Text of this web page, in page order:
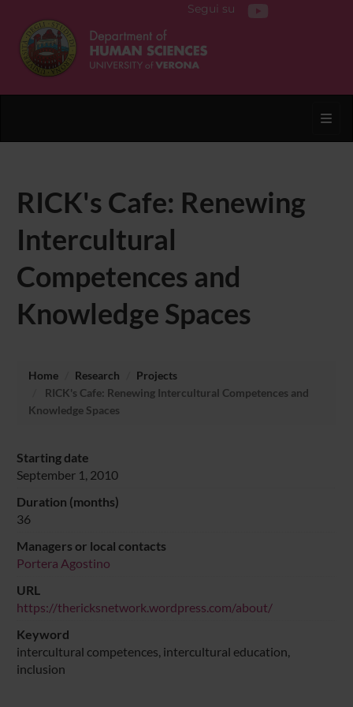
Segui su
RICK's Cafe: Renewing
Intercultural
Competences and
Knowledge Spaces
Home Research
Projects
RICK's Cafe: Renewing Intercultural Competences and
Knowledge Spaces
Starting date
September 1, 2010
Duration (months)
36
Managers or local contacts
Portera Agostino
URL
https://thericksnetwork.wordpress.com/about/
Keyword
intercultural competences, intercultural education,
inclusion